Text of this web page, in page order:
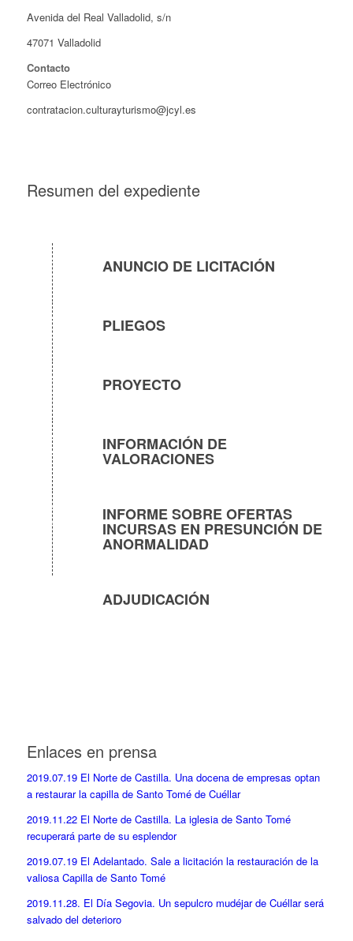
Avenida del Real Valladolid, s/n
47071 Valladolid
Contacto
Correo Electrónico
contratacion.culturayturismo@jcyl.es
Resumen del expediente
ANUNCIO DE LICITACIÓN
PLIEGOS
PROYECTO
INFORMACIÓN DE
VALORACIONES
INFORME SOBRE OFERTAS
INCURSAS EN PRESUNCIÓN DE
ANORMALIDAD
ADJUDICACIÓN
Enlaces en prensa
2019.07.19 El Norte de Castilla. Una docena de empresas optan
a restaurar la capilla de Santo Tomé de Cuéllar
2019.11.22 El Norte de Castilla. La iglesia de Santo Tomé
recuperará parte de su esplendor
2019.07.19 El Adelantado. Sale a licitación la restauración de la
valiosa Capilla de Santo Tomé
2019.11.28. El Día Segovia. Un sepulcro mudéjar de Cuéllar será
salvado del deterioro